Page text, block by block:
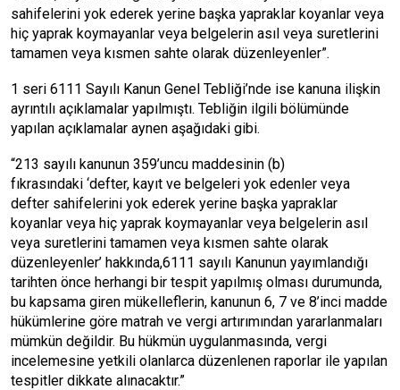
sahifelerini yok ederek yerine başka yapraklar koyanlar veya
hiç yaprak koymayanlar veya belgelerin asıl veya suretlerini
tamamen veya kısmen sahte olarak düzenleyenler”.
1 seri 6111 Sayılı Kanun Genel Tebliği’nde ise kanuna ilişkin
ayrıntılı açıklamalar yapılmıştı. Tebliğin ilgili bölümünde
yapılan açıklamalar aynen aşağıdaki gibi.
“213 sayılı kanunun 359’uncu maddesinin (b)
fıkrasındaki ‘defter, kayıt ve belgeleri yok edenler veya
defter sahifelerini yok ederek yerine başka yapraklar
koyanlar veya hiç yaprak koymayanlar veya belgelerin asıl
veya suretlerini tamamen veya kısmen sahte olarak
düzenleyenler’ hakkında,6111 sayılı Kanunun yayımlandığı
tarihten önce herhangi bir tespit yapılmış olması durumunda,
bu kapsama giren mükelleflerin, kanunun 6, 7 ve 8’inci madde
hükümlerine göre matrah ve vergi artırımından yararlanmaları
mümkün değildir. Bu hükmün uygulanmasında, vergi
incelemesine yetkili olanlarca düzenlenen raporlar ile yapılan
tespitler dikkate alınacaktır.”